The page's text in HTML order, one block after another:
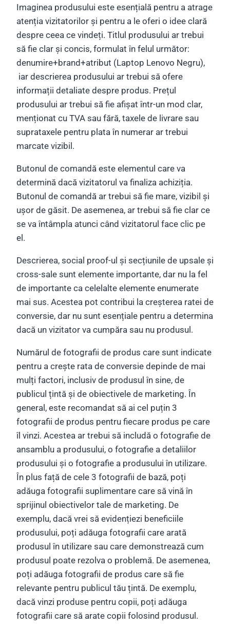
Imaginea produsului este esențială pentru a atrage
atenția vizitatorilor și pentru a le oferi o idee clară
despre ceea ce vindeți. Titlul produsului ar trebui
să fie clar și concis, formulat în felul următor:
denumire+brand+atribut (Laptop Lenovo Negru),
iar descrierea produsului ar trebui să ofere
informații detaliate despre produs. Prețul
produsului ar trebui să fie afișat într-un mod clar,
menționat cu TVA sau fără, taxele de livrare sau
suprataxele pentru plata în numerar ar trebui
marcate vizibil.
Butonul de comandă este elementul care va
determină dacă vizitatorul va finaliza achiziția.
Butonul de comandă ar trebui să fie mare, vizibil și
ușor de găsit. De asemenea, ar trebui să fie clar ce
se va întâmpla atunci când vizitatorul face clic pe
el.
Descrierea, social proof-ul și secțiunile de upsale și
cross-sale sunt elemente importante, dar nu la fel
de importante ca celelalte elemente enumerate
mai sus. Acestea pot contribui la creșterea ratei de
conversie, dar nu sunt esențiale pentru a determina
dacă un vizitator va cumpăra sau nu produsul.
Numărul de fotografii de produs care sunt indicate
pentru a crește rata de conversie depinde de mai
mulți factori, inclusiv de produsul în sine, de
publicul țintă și de obiectivele de marketing. În
general, este recomandat să ai cel puțin 3
fotografii de produs pentru fiecare produs pe care
îl vinzi. Acestea ar trebui să includă o fotografie de
ansamblu a produsului, o fotografie a detaliilor
produsului și o fotografie a produsului în utilizare.
În plus față de cele 3 fotografii de bază, poți
adăuga fotografii suplimentare care să vină în
sprijinul obiectivelor tale de marketing. De
exemplu, dacă vrei să evidențiezi beneficiile
produsului, poți adăuga fotografii care arată
produsul în utilizare sau care demonstrează cum
produsul poate rezolva o problemă. De asemenea,
poți adăuga fotografii de produs care să fie
relevante pentru publicul tău țintă. De exemplu,
dacă vinzi produse pentru copii, poți adăuga
fotografii care să arate copii folosind produsul.